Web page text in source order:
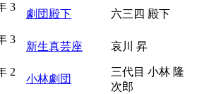
3
劇団殿下 六三四 殿下
3
新生真芸座 哀川 昇
2
小林劇団
三代目 小林 隆
次郎